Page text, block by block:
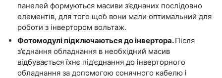
панелей формуються масиви з’єднаних послідовно
елементів, для того щоб вони мали оптимальний для
роботи з інвертором вольтаж.
Фотомодулі підключаються до інвертора.Після
з’єднання обладнання в необхідний масив
відбувається їхнє під’єднання до інверторного
обладнання за допомогою сонячного кабелю і